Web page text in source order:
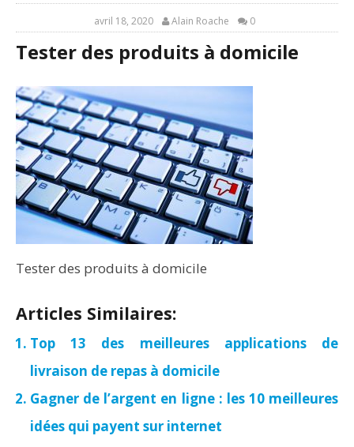
avril 18, 2020 Alain Roache 0
Tester des produits à domicile
Tester des produits à domicile
Articles Similaires:
Top 13 des meilleures applications de
livraison de repas à domicile
Gagner de l’argent en ligne : les 10 meilleures
idées qui payent sur internet